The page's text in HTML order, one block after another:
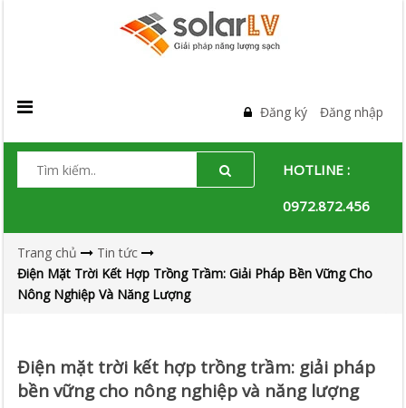
Đăng ký Đăng nhập
HOTLINE :
0972.872.456
Trang chủ
Tin tức
Điện Mặt Trời Kết Hợp Trồng Trầm: Giải Pháp Bền Vững Cho
Nông Nghiệp Và Năng Lượng
Điện mặt trời kết hợp trồng trầm: giải pháp
bền vững cho nông nghiệp và năng lượng